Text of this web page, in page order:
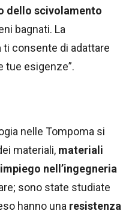
dello scivolamento
bagnati. La
ti consente di adattare
tue esigenze”.
nelle Tompoma si
materiali, materiali
nell’ingegneria
sono state studiate
hanno una resistenza